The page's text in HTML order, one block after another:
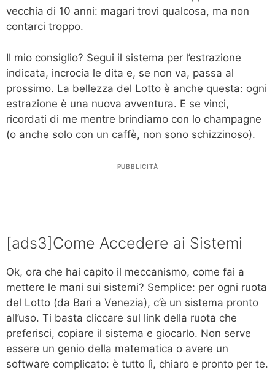
vecchia di 10 anni: magari trovi qualcosa, ma non
contarci troppo.
Il mio consiglio? Segui il sistema per l’estrazione
indicata, incrocia le dita e, se non va, passa al
prossimo. La bellezza del Lotto è anche questa: ogni
estrazione è una nuova avventura. E se vinci,
ricordati di me mentre brindiamo con lo champagne
(o anche solo con un caffè, non sono schizzinoso).
PUBBLICITÀ
[ads3]Come Accedere ai Sistemi
Ok, ora che hai capito il meccanismo, come fai a
mettere le mani sui sistemi? Semplice: per ogni ruota
del Lotto (da Bari a Venezia), c’è un sistema pronto
all’uso. Ti basta cliccare sul link della ruota che
preferisci, copiare il sistema e giocarlo. Non serve
essere un genio della matematica o avere un
software complicato: è tutto lì, chiaro e pronto per te.